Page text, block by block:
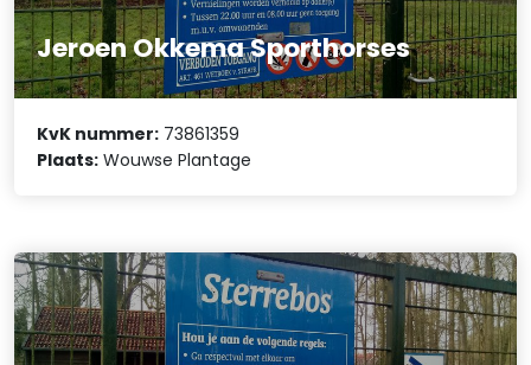
Jeroen Okkema Sporthorses
KvK nummer: 73861359
Plaats: Wouwse Plantage